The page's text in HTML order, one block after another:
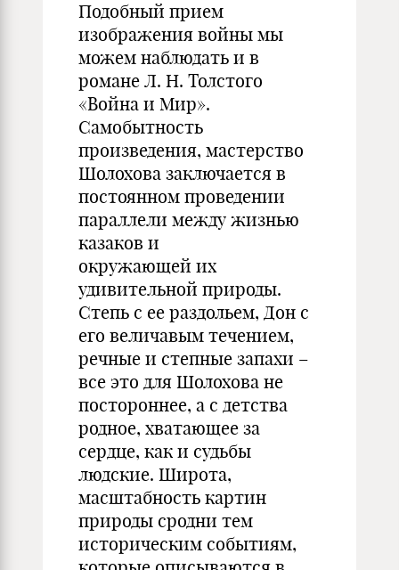
Подобный прием
изображения войны мы
можем наблюдать и в
романе Л. Н. Толстого
«Война и Мир».
Самобытность
произведения, мастерство
Шолохова заключается в
постоянном проведении
параллели между жизнью
казаков и
окружающей их
удивительной природы.
Степь с ее раздольем, Дон с
его величавым течением,
речные и степные запахи –
все это для Шолохова не
постороннее, а с детства
родное, хватающее за
сердце, как и судьбы
людские. Широта,
масштабность картин
природы сродни тем
историческим событиям,